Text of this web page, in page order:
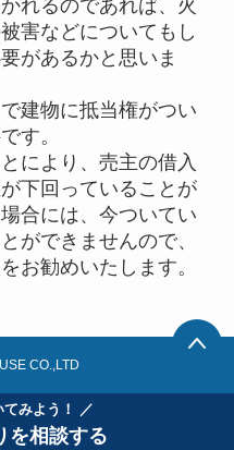
みよう！ ／
を相談する
れるのであれば、火
害などについてもし
があるかと思いま
建物に抵当権がつい
す。
により、売主の借入
下回っていることが
合には、今ついてい
ができませんので、
お勧めいたします。
CO.,LTD